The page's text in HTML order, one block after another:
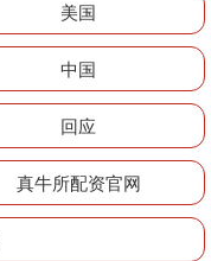
美国
中国
回应
真牛所配资官网